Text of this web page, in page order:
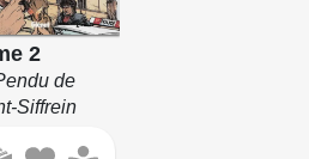
2
de
Siffrein